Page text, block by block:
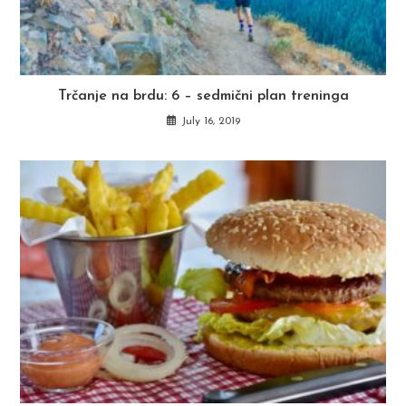
Trčanje na brdu: 6 – sedmični plan treninga
July 16, 2019